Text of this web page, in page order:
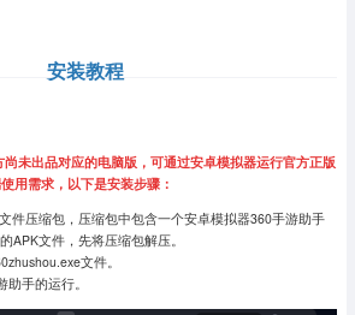
安装教程
未出品对应的电脑版，可通过安卓模拟器运行官方正版
用需求，以下是安装步骤：
件压缩包，压缩包中包含一个安卓模拟器360手游助手
APK文件，先将压缩包解压。
文件。
手的运行。